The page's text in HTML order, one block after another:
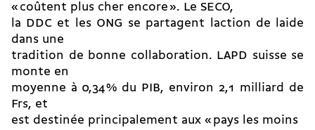
« coûtent plus cher encore ». Le SECO,
la DDC et les ONG se partagent laction de laide
dans une
tradition de bonne collaboration. LAPD suisse se
monte en
moyenne à 0,34 % du PIB, environ 2,1 milliard de
Frs, et
est destinée principalement aux « pays les moins